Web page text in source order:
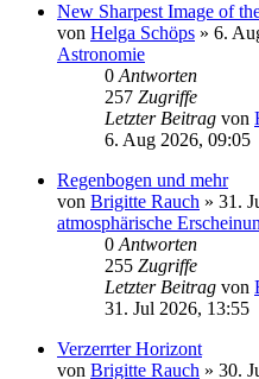
New Sharpest Image of
von Helga Schöps » 6.
Astronomie
0 Antworten
257 Zugriffe
Letzter Beitrag von
6. Aug 2026, 09:05
Regenbogen und mehr
von Brigitte Rauch » 31.
atmosphärische
0 Antworten
255 Zugriffe
Letzter Beitrag von
31. Jul 2026, 13:55
Verzerrter Horizont
von Brigitte Rauch » 30.